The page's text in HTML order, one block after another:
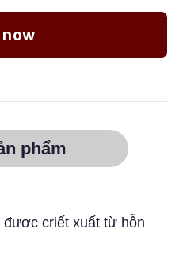
phẩm
criết xuất từ hỗn